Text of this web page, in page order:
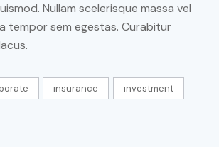
Nullam scelerisque massa vel
tempor sem egestas. Curabitur
insurance investment